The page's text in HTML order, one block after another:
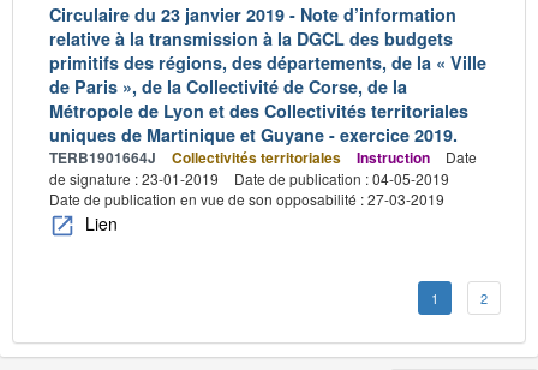
Circulaire du 23 janvier 2019 - Note d’information
relative à la transmission à la DGCL des budgets
primitifs des régions, des départements, de la « Ville
de Paris », de la Collectivité de Corse, de la
Métropole de Lyon et des Collectivités territoriales
uniques de Martinique et Guyane - exercice 2019.
TERB1901664J Collectivités territoriales Instruction
Date
de signature : 23-01-2019
Date de publication : 04-05-2019
Date de publication en vue de son opposabilité : 27-03-2019
Lien
1 2